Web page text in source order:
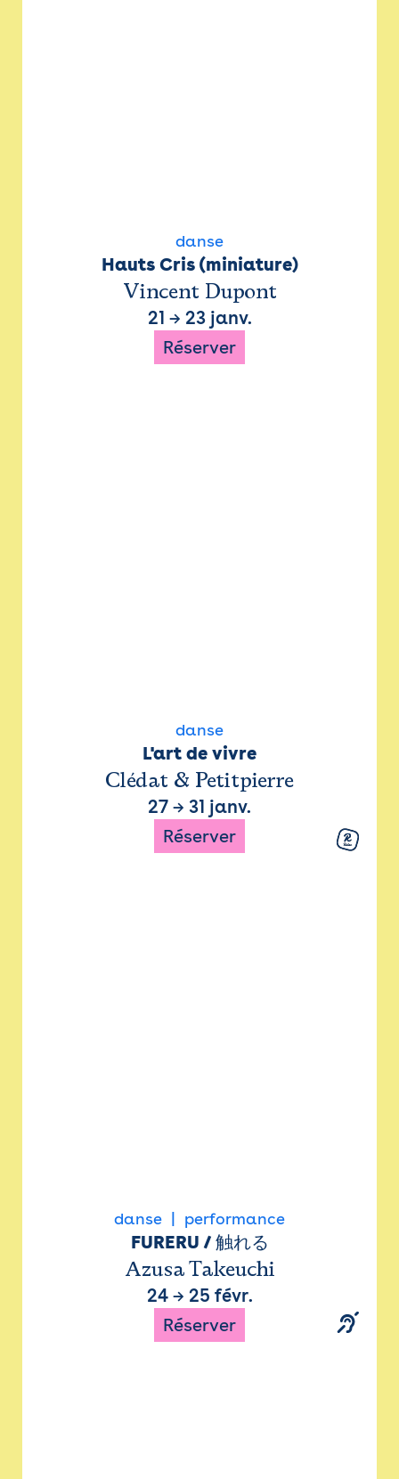
danse
Hauts Cris (miniature)
Vincent Dupont
21 → 23 janv.
Réserver
danse
L'art de vivre
Clédat & Petitpierre
27 → 31 janv.
Réserver
danse performance
FURERU / 触れる
Azusa Takeuchi
24→ 25 févr.
Réserver